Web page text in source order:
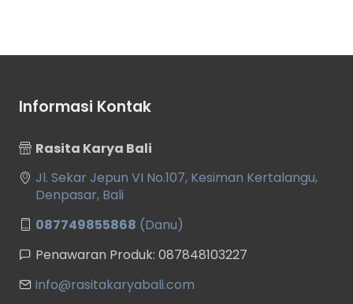
Informasi Kontak
Rasita Karya Bali
Jl. Sekar Jepun VI No.107, Kesiman Kertalangu,
Denpasar, Bali
087749855868 (Danu)
Penawaran Produk: 087848103227
info@rasitakaryabali.com